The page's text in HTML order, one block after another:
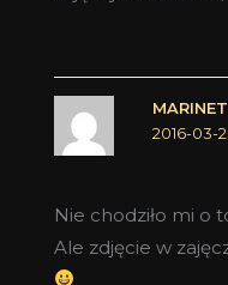
2016-03-
Nie chodziło mi o
Ale zdjęcie w